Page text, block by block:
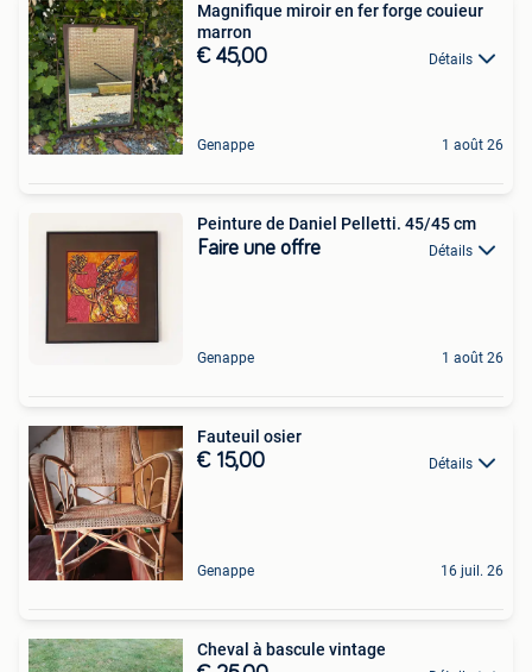
Magnifique miroir en fer forge couieur
marron
€ 45,00 Détails
Genappe 1 août 26
Peinture de Daniel Pelletti. 45/45 cm
Faire une offre Détails
Genappe 1 août 26
Fauteuil osier
€ 15,00 Détails
Genappe 16 juil. 26
Cheval à bascule vintage